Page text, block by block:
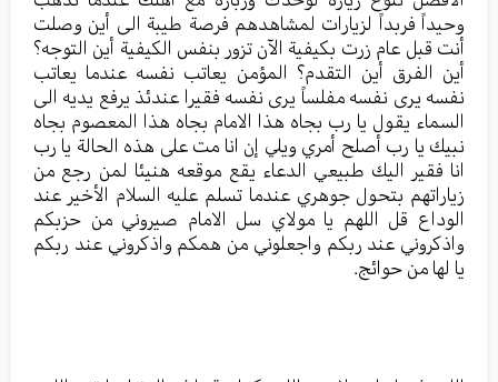
وحيداً فربداً لزيارات لمشاهدهم فرصة طيبة الى أين وصلت
أنت قبل عام زرت بكيفية الآن تزور بنفس الكيفية أين التوجه؟
أين الفرق أين التقدم؟ المؤمن يعاتب نفسه عندما يعاتب
نفسه يرى نفسه مفلساً يرى نفسه فقيرا عندئذ يرفع يديه الى
السماء يقول يا رب بجاه هذا الامام بجاه هذا المعصوم بجاه
نبيك يا رب أصلح أمري ويلي إن انا مت على هذه الحالة يا رب
انا فقير اليك طبيعي الدعاء يقع موقعه هنيئا لمن رجع من
زياراتهم بتحول جوهري عندما تسلم عليه السلام الأخير عند
الوداع قل اللهم يا مولاي سل الامام صيروني من حزبكم
واذكروني عند ربكم واجعلوني من همكم واذكروني عند ربكم
يا لها من حوائج.